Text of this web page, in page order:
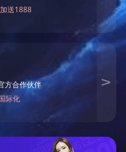
刘欣老师首先讲
工业体系、研制
创新的国家名片
将由大变强，安